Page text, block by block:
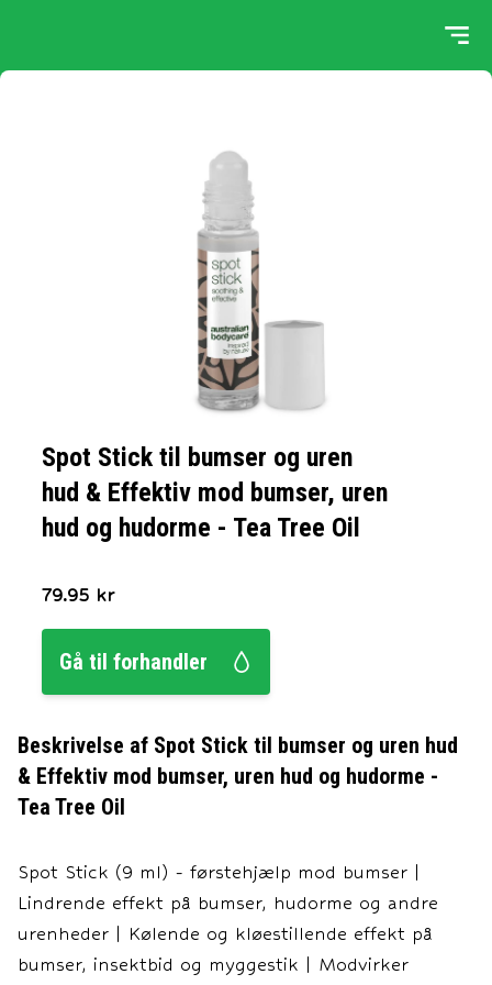
Spot Stick til bumser og uren
hud & Effektiv mod bumser, uren
hud og hudorme - Tea Tree Oil
79.95 kr
Gå til forhandler
Beskrivelse af Spot Stick til bumser og uren hud
& Effektiv mod bumser, uren hud og hudorme -
Tea Tree Oil
Spot Stick (9 ml) - førstehjælp mod bumser |
Lindrende effekt på bumser, hudorme og andre
urenheder | Kølende og kløestillende effekt på
bumser, insektbid og myggestik | Modvirker